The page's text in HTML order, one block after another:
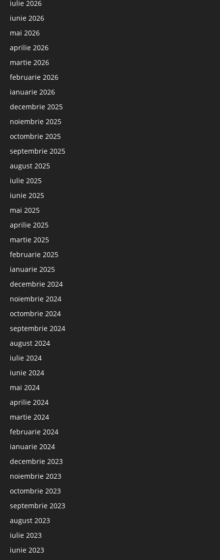
iulie 2026
iunie 2026
mai 2026
aprilie 2026
martie 2026
februarie 2026
ianuarie 2026
decembrie 2025
noiembrie 2025
octombrie 2025
septembrie 2025
august 2025
iulie 2025
iunie 2025
mai 2025
aprilie 2025
martie 2025
februarie 2025
ianuarie 2025
decembrie 2024
noiembrie 2024
octombrie 2024
septembrie 2024
august 2024
iulie 2024
iunie 2024
mai 2024
aprilie 2024
martie 2024
februarie 2024
ianuarie 2024
decembrie 2023
noiembrie 2023
octombrie 2023
septembrie 2023
august 2023
iulie 2023
iunie 2023